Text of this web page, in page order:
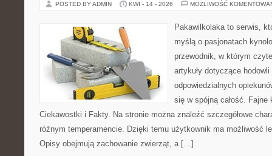
POSTED BY ADMIN KWI - 14 - 2026 MOŻLIWOŚĆ
Pakawilkolaka to serwis,
myślą o pasjonatach
przewodnik, w którym
artykuły dotyczące
odpowiedzialnych
się w spójną całość.
Ciekawostki i Fakty. Na stronie można znaleźć szczegółowe
różnym temperamencie. Dzięki temu użytkownik ma możliwość
Opisy obejmują zachowanie zwierząt, a […]